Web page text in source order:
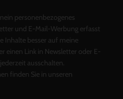
personenbezogenes
und E-Mail-Werbung erfasst
Inhalte besser auf meine
einen Link in Newsletter oder E-
ausschalten.
finden Sie in unseren